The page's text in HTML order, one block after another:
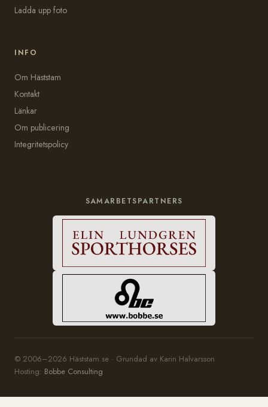
Ladda upp foto
INFO
Om Häststam
Kontakt
Länkar
Om publicering
Integritetspolicy
SAMARBETSPARTNERS
© 2006–2026 Häststam.se · Grundad av Karin Halvarsson
Hosting: Bobbe Consulting